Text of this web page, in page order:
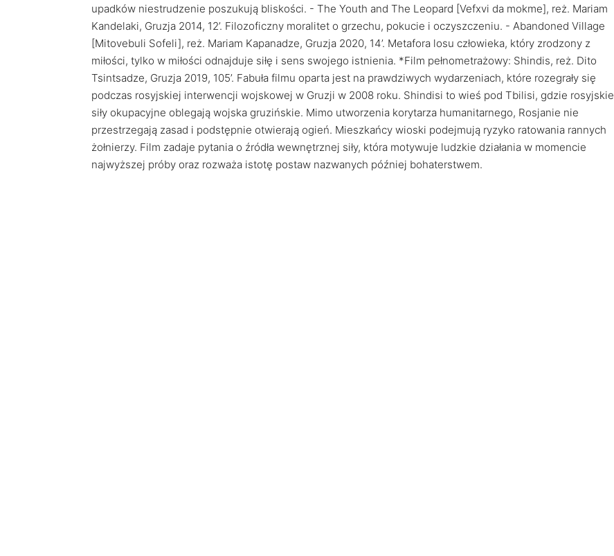
upadków niestrudzenie poszukują bliskości. - The Youth and The Leopard [Vefxvi da mokme], reż. Mariam
Kandelaki, Gruzja 2014, 12’. Filozoficzny moralitet o grzechu, pokucie i oczyszczeniu. - Abandoned Village
[Mitovebuli Sofeli], reż. Mariam Kapanadze, Gruzja 2020, 14’. Metafora losu człowieka, który zrodzony z
miłości, tylko w miłości odnajduje siłę i sens swojego istnienia. *Film pełnometrażowy: Shindis, reż. Dito
Tsintsadze, Gruzja 2019, 105’. Fabuła filmu oparta jest na prawdziwych wydarzeniach, które rozegrały się
podczas rosyjskiej interwencji wojskowej w Gruzji w 2008 roku. Shindisi to wieś pod Tbilisi, gdzie rosyjskie
siły okupacyjne oblegają wojska gruzińskie. Mimo utworzenia korytarza humanitarnego, Rosjanie nie
przestrzegają zasad i podstępnie otwierają ogień. Mieszkańcy wioski podejmują ryzyko ratowania rannych
żołnierzy. Film zadaje pytania o źródła wewnętrznej siły, która motywuje ludzkie działania w momencie
najwyższej próby oraz rozważa istotę postaw nazwanych później bohaterstwem.